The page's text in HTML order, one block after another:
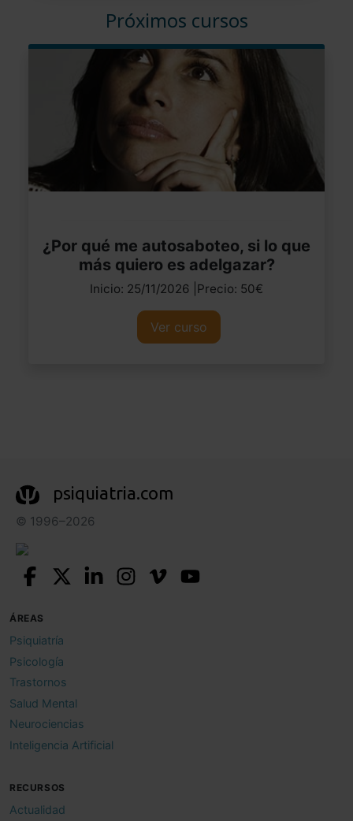
Próximos cursos
¿Por qué me autosaboteo, si lo que
más quiero es adelgazar?
Inicio: 25/11/2026 |Precio: 50€
Ver curso
psiquiatria.com
© 1996–2026
ÁREAS
Psiquiatría
Psicología
Trastornos
Salud Mental
Neurociencias
Inteligencia Artificial
RECURSOS
Actualidad